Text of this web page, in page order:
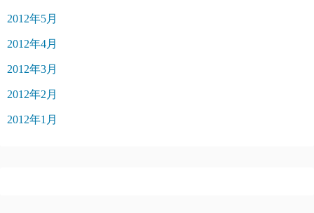
2012年5月
2012年4月
2012年3月
2012年2月
2012年1月